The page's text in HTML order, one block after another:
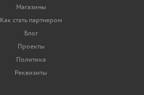
Магазины
Как стать партнером
Блог
Проекты
Политика
Реквизиты